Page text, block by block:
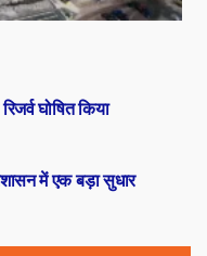
में एक बड़ा सुधार
घोषित किया